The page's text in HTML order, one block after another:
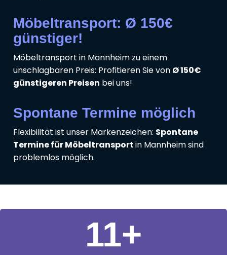
Möbeltransport: Ø 150€
günstiger!
Möbeltransport in Mannheim zu einem
unschlagbaren Preis: Profitieren Sie von Ø 150€
günstigeren Preisen bei uns!
Spontane Termine möglich
Flexibilität ist unser Markenzeichen: Spontane
Termine für Möbeltransportin Mannheim sind
problemlos möglich.
11+